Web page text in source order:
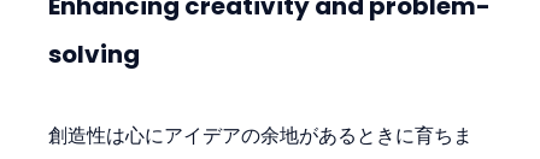
solving
創造性は心にアイデアの余地があるときに育ちま